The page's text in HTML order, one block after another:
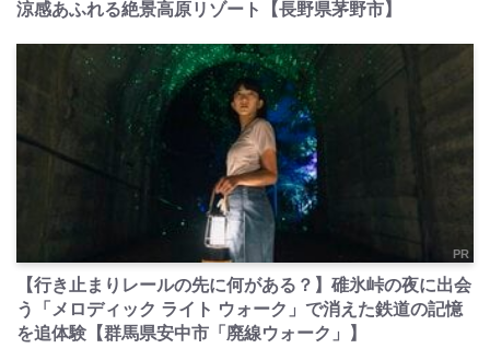
涼感あふれる絶景高原リゾート【長野県茅野市】
PR
【行き止まりレールの先に何がある？】碓氷峠の夜に出会
う「メロディック ライト ウォーク」で消えた鉄道の記憶
を追体験【群馬県安中市「廃線ウォーク」】